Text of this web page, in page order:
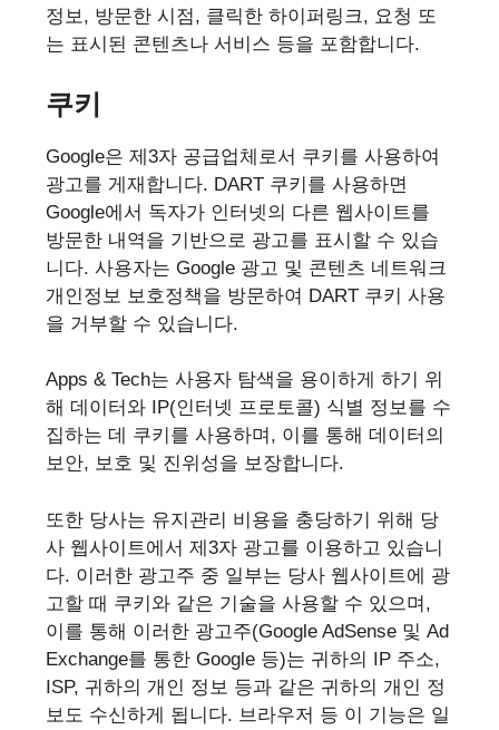
정보, 방문한 시점, 클릭한 하이퍼링크, 요청 또
는 표시된 콘텐츠나 서비스 등을 포함합니다.
쿠키
Google은 제3자 공급업체로서 쿠키를 사용하여
광고를 게재합니다. DART 쿠키를 사용하면
Google에서 독자가 인터넷의 다른 웹사이트를
방문한 내역을 기반으로 광고를 표시할 수 있습
니다. 사용자는 Google 광고 및 콘텐츠 네트워크
개인정보 보호정책을 방문하여 DART 쿠키 사용
을 거부할 수 있습니다.
Apps & Tech는 사용자 탐색을 용이하게 하기 위
해 데이터와 IP(인터넷 프로토콜) 식별 정보를 수
집하는 데 쿠키를 사용하며, 이를 통해 데이터의
보안, 보호 및 진위성을 보장합니다.
또한 당사는 유지관리 비용을 충당하기 위해 당
사 웹사이트에서 제3자 광고를 이용하고 있습니
다. 이러한 광고주 중 일부는 당사 웹사이트에 광
고할 때 쿠키와 같은 기술을 사용할 수 있으며,
이를 통해 이러한 광고주(Google AdSense 및 Ad
Exchange를 통한 Google 등)는 귀하의 IP 주소,
ISP, 귀하의 개인 정보 등과 같은 귀하의 개인 정
보도 수신하게 됩니다. 브라우저 등 이 기능은 일